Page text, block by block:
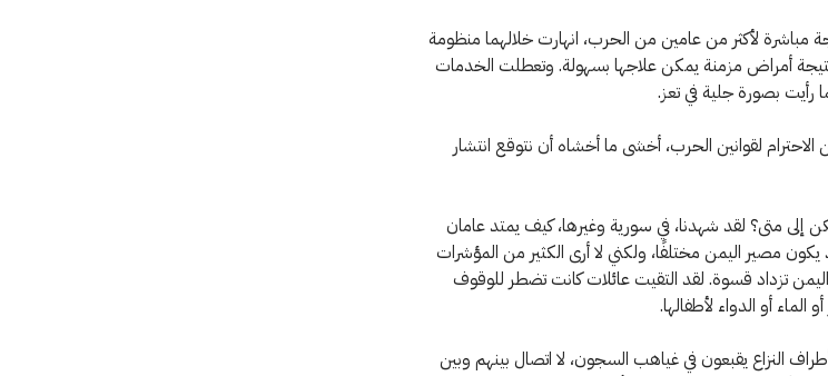
مباشرة لأكثر من عامين من الحرب، انهارت خلالهما منظومة
أمراض مزمنة يمكن علاجها بسهولة. وتعطلت الخدمات
رأيت بصورة جلية في تعز.
الاحترام لقوانين الحرب، أخشى ما أخشاه أن نتوقع انتشار
إلى متى؟ لقد شهدنا، في سورية وغيرها، كيف يمتد عامان
مصير اليمن مختلفًا، ولكني لا أرى الكثير من المؤشرات
تزداد قسوة. لقد التقيت عائلات كانت تضطر للوقوف
أو الدواء لأطفالها.
النزاع يقبعون في غياهب السجون، لا اتصال بينهم وبين